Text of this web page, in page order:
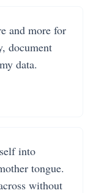
and more for
document
data.
into
tongue.
without